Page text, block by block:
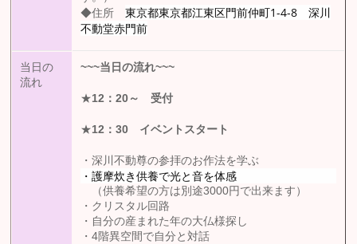
◆住所東京都東京都江東区門前仲町1-4-8 深川
不動堂赤門前
当日の
流れ
~~~当日の流れ~~~
★12 ：20 ～ 受付
★12 ：30 イベントスタート
・深川不動尊の参拝のお作法を学ぶ
・護摩炊き供養で光と音を体感
（供養希望の方は別途3000円で出来ます）
・クリスタル回路
・自分の産まれた年の大仏様探し
・4階異空間で自分と対話